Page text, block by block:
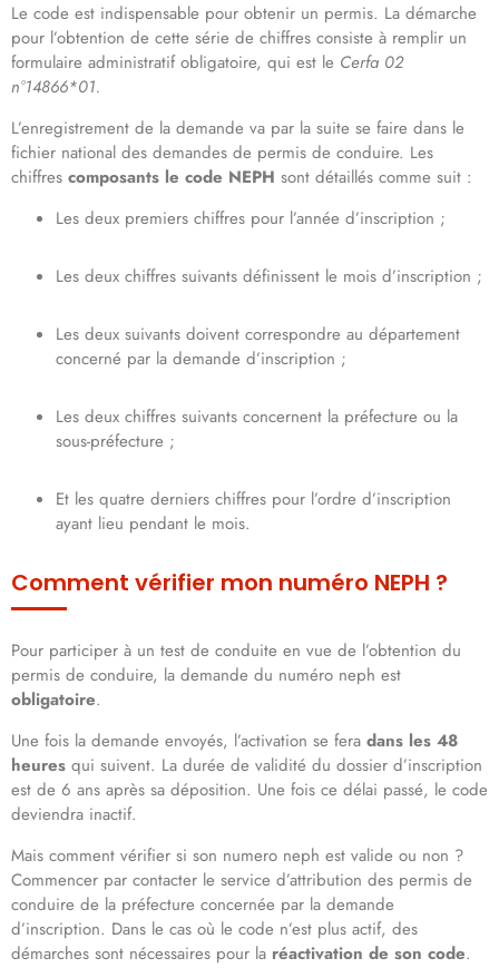
Le code est indispensable pour obtenir un permis. La démarche
pour l’obtention de cette série de chiffres consiste à remplir un
formulaire administratif obligatoire, qui est le Cerfa 02
n°14866*01.
L’enregistrement de la demande va par la suite se faire dans le
fichier national des demandes de permis de conduire. Les
chiffres composants le code NEPH sont détaillés comme suit :
Les deux premiers chiffres pour l’année d’inscription ;
Les deux chiffres suivants définissent le mois d’inscription ;
Les deux suivants doivent correspondre au département
concerné par la demande d’inscription ;
Les deux chiffres suivants concernent la préfecture ou la
sous-préfecture ;
Et les quatre derniers chiffres pour l’ordre d’inscription
ayant lieu pendant le mois.
Comment vérifier mon numéro NEPH ?
Pour participer à un test de conduite en vue de l’obtention du
permis de conduire, la demande du numéro neph est
obligatoire.
Une fois la demande envoyés, l’activation se fera dans les 48
heures qui suivent. La durée de validité du dossier d’inscription
est de 6 ans après sa déposition. Une fois ce délai passé, le code
deviendra inactif.
Mais comment vérifier si son numero neph est valide ou non ?
Commencer par contacter le service d’attribution des permis de
conduire de la préfecture concernée par la demande
d’inscription. Dans le cas où le code n’est plus actif, des
démarches sont nécessaires pour la réactivation de son code.